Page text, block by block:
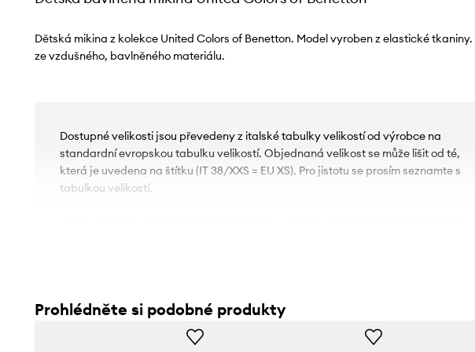
Dětská mikina z kolekce United Colors of Benetton. Model vyroben z elastické tkaniny.
ze vzdušného, ​​bavlněného materiálu.
Dostupné velikosti jsou převedeny z italské tabulky velikostí od výrobce na
standardní evropskou tabulku velikostí. Objednaná velikost se může lišit od té,
která je uvedena na štítku (IT 38/XXS = EU XS). Pro jistotu se prosím seznamte s
tabulkou velikostí.
- Kulatý, žebrovaný výstřih.
- Rukávy a spodní okraj zakončené lemy pro ochranu před nepříznivými
Prohlédněte si podobné produkty